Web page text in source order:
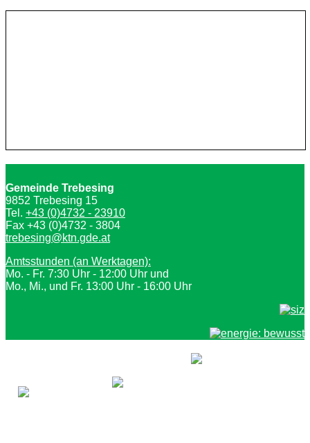
Gemeinde Trebesing
9852 Trebesing 15
Tel. +43 (0)4732 - 23910
Fax +43 (0)4732 - 3804
trebesing@ktn.gde.at
Amtsstunden (an Werktagen):
Mo. - Fr. 7:30 Uhr - 12:00 Uhr und
Mo., Mi., und Fr. 13:00 Uhr - 16:00 Uhr